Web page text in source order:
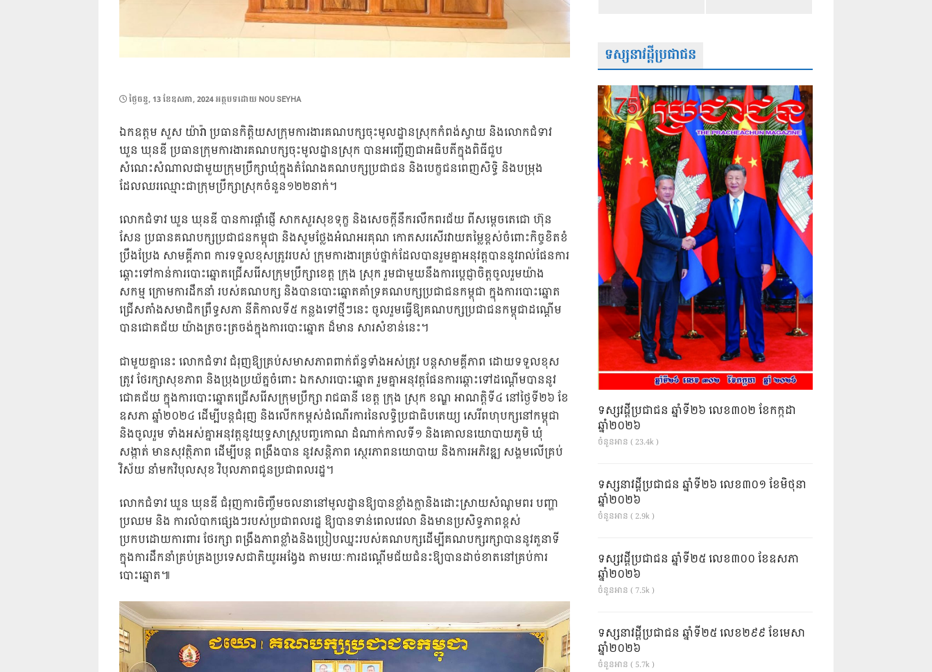
POSTED
ថ្ងៃ​ចន្ទ, 13 ខែ​ឧសភា, 2024អត្ថបទដោយ NOU SEYHA
ឯកឧត្តម សួស យ៉ារ៉ា ប្រធានកិតិ្តយសក្រុមការងារគណបក្សចុះមូលដ្ឋានស្រុកកំពង់ស្វាយ និងលោកជំទាវ
ឃួន ឃុនឌី ប្រធានក្រុមការងារគណបក្សចុះមូលដ្ឋានស្រុក បានអញ្ជើញជាអធិបតីក្នុងពិធីជួប
សំណេះសំណាលជាមួយក្រុមប្រឹក្សាឃុំក្នុងតំណែងគណបក្សប្រជាជន និងបេក្ខជនពេញសិទ្ធិ និងបម្រុង
ដែលឈរឈ្មោះជាក្រុមប្រឹក្សាស្រុកចំនួន១២២នាក់។
លោកជំទាវ ឃួន ឃុនឌី បានការផ្តាំផ្ញើ សាកសួរសុខទុក្ខ និងសេចក្តីនឹករលឹកពរជ័យ ពីសម្ដេចតេជោ ហ៊ុន
សែន ប្រធានគណបក្សប្រជាជនកម្ពុជា និងសូមថ្លែងអំណអរគុណ កោតសរសើរវាយតម្លៃខ្ពស់ចំពោះកិច្ចខិតខំ
ប្រឹងប្រែង សាមគ្គីភាព ការទទួលខុសត្រូវរបស់ ក្រុមការងារគ្រប់ថ្នាក់ដែលបានរួមគ្នាអនុវត្តបាននូវរាល់ផែនការ
ឆ្ពោះទៅកាន់ការបោះឆ្នោតជ្រើសរើសក្រុមប្រឹក្សាខេត្ត ក្រុង ស្រុក រួមជាមួយនឹងការប្តេជ្ញាចិត្តចូលរួមយ៉ាង
សកម្ម ក្រោមការដឹកនាំ របស់គណបក្ស និងបានបោះឆ្នោតគាំទ្រគណបក្សប្រជាជនកម្ពុជា ក្នុងការបោះឆ្នោត
ជ្រើសតាំងសមាជិកព្រឹទ្ធសភា នីតិកាលទី៥ កន្លងទៅថ្មីៗនេះ ចូលរួមធ្វើឱ្យគណបក្សប្រជាជនកម្ពុជាដណ្តើម
បានជោគជ័យ យ៉ាងត្រចះត្រចង់ក្នុងការបោះឆ្នោត ដ៏មាន សារសំខាន់នេះ។
ជាមួយគ្នានេះ លោកជំទាវ ជំរុញឱ្យគ្រប់សមាសភាពពាក់ព័ន្ធទាំងអស់ត្រូវ បន្តសាមគ្គីភាព ដោយទទួលខុស
ត្រូវ ថែរក្សាសុខភាព និងប្រុងប្រយ័ត្នចំពោះ ឯកសារបោះឆ្នោត រួមគ្នាអនុវត្តផែនការឆ្ពោះទៅដណ្តើមបាននូវ
ជោគជ័យ ក្នុងការបោះឆ្នោតជ្រើសរើសក្រុមប្រឹក្សា រាជធានី ខេត្ត ក្រុង ស្រុក ខណ្ឌ អាណត្តិទី៤ នៅថ្ងៃទី២៦ ខែ
ឧសភា ឆ្នាំ២០២៤ ដើម្បីបន្តជំរុញ និងលើកកម្ពស់ដំណើរការនៃលទ្ធិប្រជាធិបតេយ្យ សេរីពហុបក្សនៅកម្ពុជា
និងចូលរួម ទាំងអស់គ្នាអនុវត្តនូវយុទ្ធសាស្រ្តបញ្ចកោណ ដំណាក់កាលទី១ និងគោលនយោបាយភូមិ ឃុំ
សង្កាត់ មានសុវត្ថិភាព ដើម្បីបន្ត ពង្រឹងបាន នូវសន្តិភាព ស្ថេរភាពនយោបាយ និងការអភិវឌ្ឍ សង្គមលើគ្រប់
វិស័យ នាំមកវិបុលសុខ វិបុលភាពជូនប្រជាពលរដ្ឋ។
លោកជំទាវ ឃួន ឃុនឌី ជំរុញការចិញ្ចឹមចលនានៅមូលដ្ឋានឱ្យបានខ្លាំងក្លានិងដោះស្រាយសំណូមពរ បញ្ហា
ប្រឈម និង ការលំបាកផ្សេងៗរបស់ប្រជាពលរដ្ឋ ឱ្យបានទាន់ពេលវេលា និងមានប្រសិទ្ធភាពខ្ពស់
ប្រកបដោយការពារ ថែរក្សា ពង្រឹងភាពខ្លាំងនិងប្រៀបឈ្នះរបស់គណបក្សដើម្បីគណបក្សរក្សាបាននូវតួនាទី
ក្នុងការដឹកនាំគ្រប់គ្រងប្រទេសជាតិយូរអង្វែង តាមរយៈការដណ្តើមជ័យជំនះឱ្យបានដាច់ខាតនៅគ្រប់ការ
បោះឆ្នោត៕
ទស្សនាវដ្តីប្រជាជន
ទស្សវដ្តីប្រជាជន ឆ្នាំទី២៦ លេខ៣០២ ខែកក្កដា
ឆ្នាំ២០២៦
ចំនួនអាន ( 23.4k )
ទស្សនាវដ្ដីប្រជាជន ឆ្នាំទី២៦ លេខ៣០១ ខែមិថុនា
ឆ្នាំ២០២៦
ចំនួនអាន ( 2.9k )
ទស្សវដ្តីប្រជាជន ឆ្នាំទី២៥ លេខ៣០០ ខែឧសភា
ឆ្នាំ២០២៦
ចំនួនអាន ( 7.5k )
ទស្សនាវដ្ដីប្រជាជន ឆ្នាំទី២៥ លេខ២៩៩ ខែមេសា
ឆ្នាំ២០២៦
ចំនួនអាន ( 5.7k )